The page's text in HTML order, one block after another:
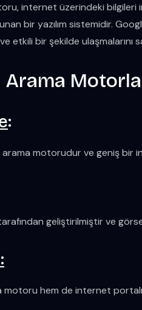
internet üzerindeki bilgileri
bir yazılım sistemidir.
ve etkili bir şekilde ulaşmalarını
Arama
:
motorudur ve geniş bir
geliştirilmiştir ve
motoru hem de internet